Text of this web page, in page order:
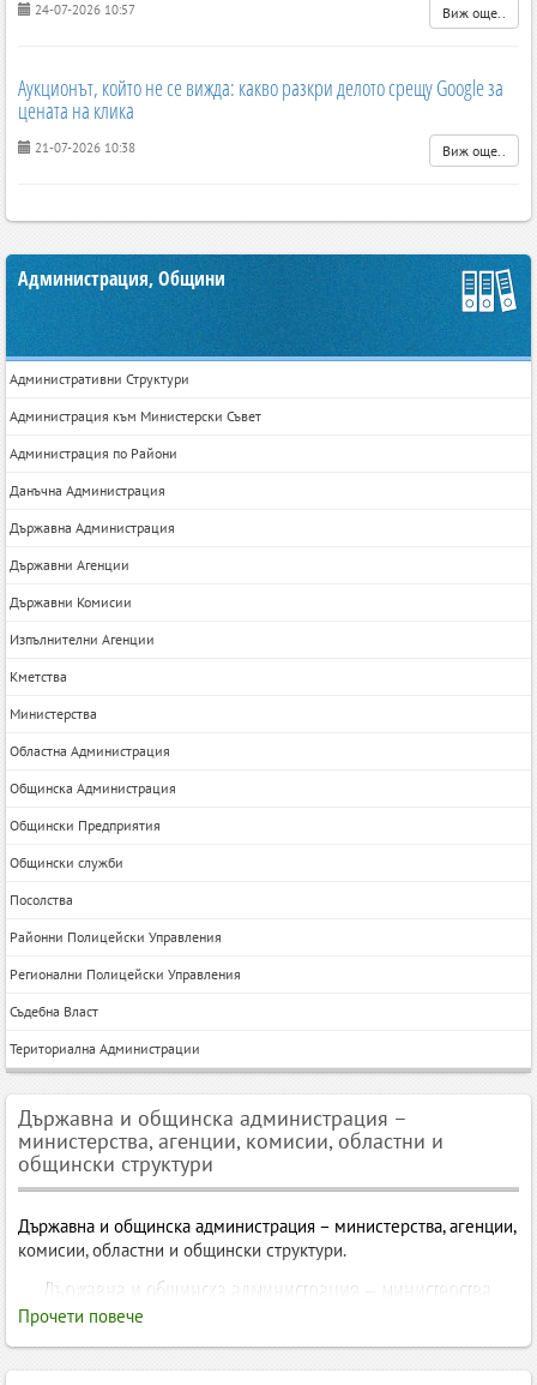
24-07-2026 10:57 Виж още..
Аукционът, който не се вижда: какво разкри делото срещу Google за
цената на клика
21-07-2026 10:38 Виж още..
Администрация, Общини
Административни Структури
Администрация към Министерски Съвет
Администрация по Райони
Данъчна Администрация
Държавна Администрация
Държавни Агенции
Държавни Комисии
Изпълнителни Агенции
Кметства
Министерства
Областна Администрация
Общинска Администрация
Общински Предприятия
Общински служби
Посолства
Районни Полицейски Управления
Регионални Полицейски Управления
Съдебна Власт
Териториална Администрации
Държавна и общинска администрация –
министерства, агенции, комисии, областни и
общински структури
Държавна и общинска администрация – министерства, агенции,
комисии, областни и общински структури.
Държавна и общинска администрация – министерства,
агенции, комисии, областни и общински администрации,
Държавната и общинската администрацияе системата от
Прочети повече